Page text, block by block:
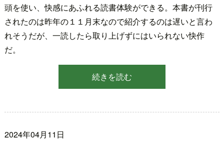
頭を使い、快感にあふれる読書体験ができる。本書が刊行
されたのは昨年の１１月末なので紹介するのは遅いと言わ
れそうだが、一読したら取り上げずにはいられない快作
だ。
続きを読む
2024年04月11日